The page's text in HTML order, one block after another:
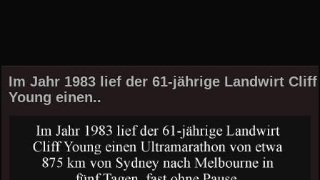
Im Jahr 1983 lief der 61-jährige Landwirt Cliff
Young einen..